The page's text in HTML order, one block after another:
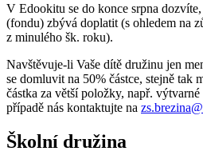
V Edookitu se do konce srpna
(fondu) zbývá doplatit (s ohledem na
z minulého šk. roku).
Navštěvuje-li Vaše dítě družinu jen
se domluvit na 50% částce, stejně tak
částka za větší položky, např.
případě nás kontaktujte na
Školní družina